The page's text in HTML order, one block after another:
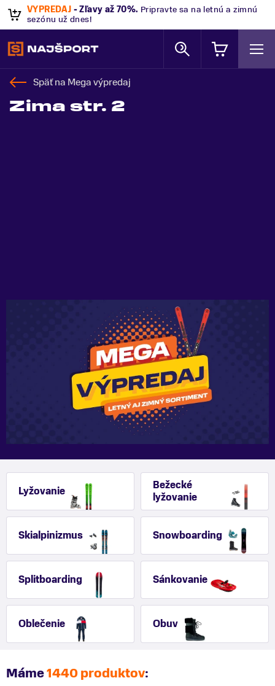
VÝPREDAJ - Zľavy až 70%. Pripravte sa na letnú a zimnú
sezónu už dnes!
Späť na Mega výpredaj
Zima str. 2
Lyžovanie
Bežecké
lyžovanie
Skialpinizmus Snowboarding
Splitboarding Sánkovanie
Oblečenie Obuv
Máme1440 produktov: